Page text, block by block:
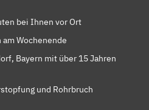
bei Ihnen vor Ort
Wochenende
Bayern mit über 15 Jahren
und Rohrbruch